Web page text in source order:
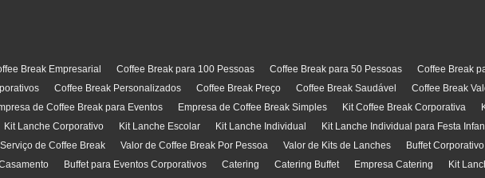
Break Empresarial Coffee Break para 100 Pessoas Coffee Break para 50 Pessoas Coffee Break
Coffee Break Personalizados Coffee Break Preço Coffee Break Saudável Coffee Break
de Coffee Break para Eventos Empresa de Coffee Break Simples Kit Coffee Break Corporativa
Kit Lanche Corporativo Kit Lanche Escolar Kit Lanche Individual Kit Lanche Individual para Festa
Serviço de Coffee Break Valor de Coffee Break Por Pessoa Valor de Kits de Lanches Buffet Corporativo
Buffet para Eventos Corporativos Catering Catering Buffet Empresa Catering Kit